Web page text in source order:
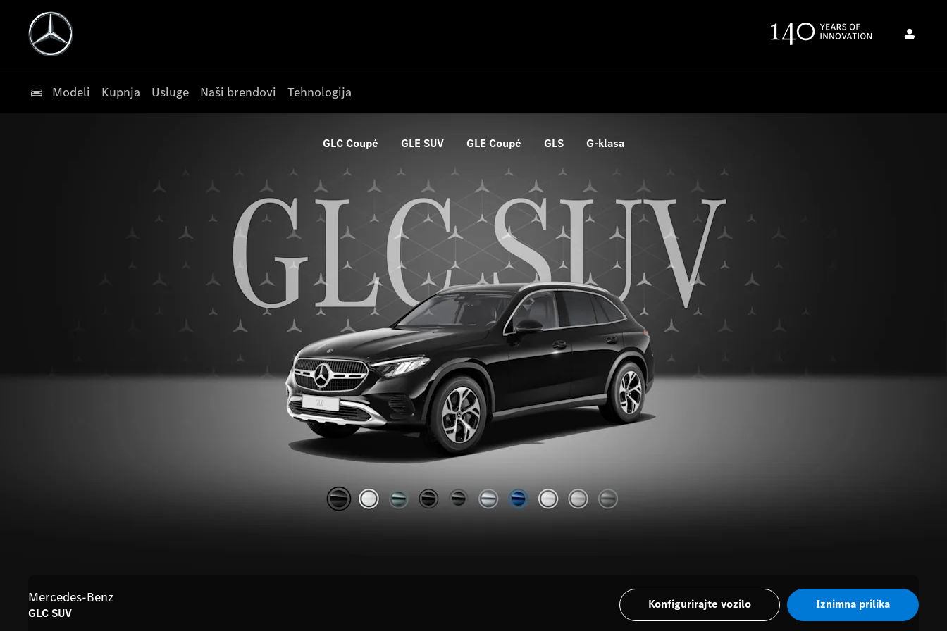
Modeli Kupnja Usluge Naši brendovi Tehnologija
GLC Coupé GLE SUV GLE Coupé GLS G-klasa
Mercedes-Benz
GLC SUV
Konfigurirajte vozilo Iznimna prilika